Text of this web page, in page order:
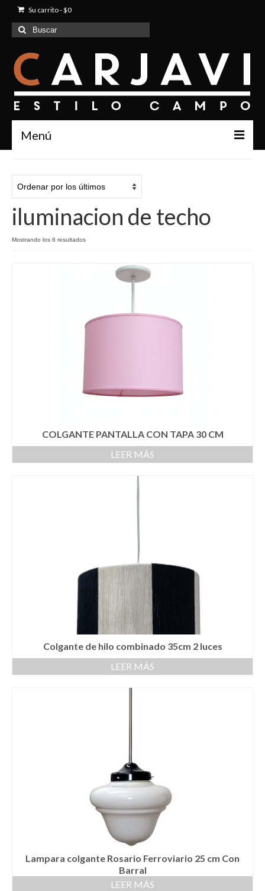
Su carrito-$0
Buscar
por:
Menú
Quienes Somos
Productos
Contacto
iluminacion de techo
Mostrando los 6 resultados
COLGANTE PANTALLA CON TAPA 30 CM
LEER MÁS
Colgante de hilo combinado 35cm 2 luces
LEER MÁS
Lampara colgante Rosario Ferroviario 25 cm Con
Barral
LEER MÁS